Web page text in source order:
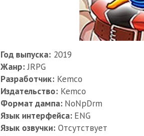
Год выпуска: 2019
Жанр:JRPG
Разработчик: Kemco
Издательство: Kemco
Формат дампа: NoNpDrm
Язык интерфейса: ENG
Язык озвучки: Отсутствует